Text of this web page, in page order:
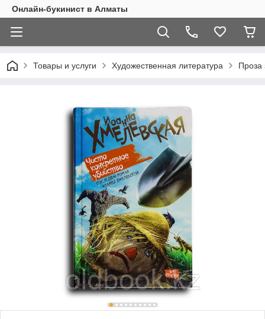
Онлайн-букинист в Алматы
Товары и услуги Художественная литература Проза